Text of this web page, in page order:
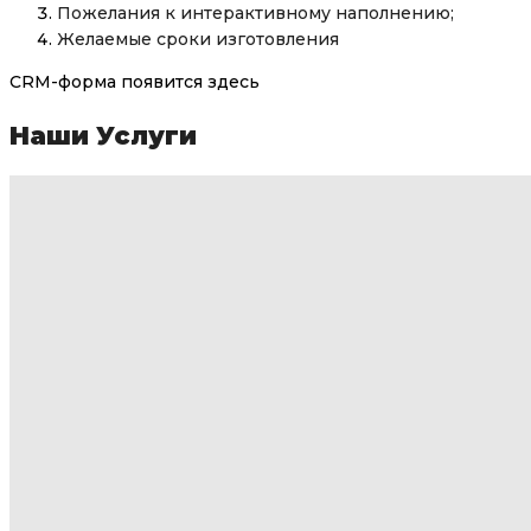
Пожелания к интерактивному наполнению;
Желаемые сроки изготовления
CRM-форма появится здесь
Наши Услуги